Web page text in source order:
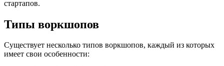
стартапов.
Типы воркшопов
Существует несколько типов воркшопов, каждый из которых
имеет свои особенности: